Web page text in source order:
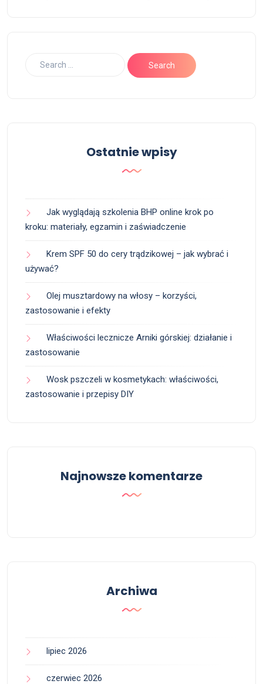
Ostatnie wpisy
Jak wyglądają szkolenia BHP online krok po
kroku: materiały, egzamin i zaświadczenie
Krem SPF 50 do cery trądzikowej – jak wybrać i
używać?
Olej musztardowy na włosy – korzyści,
zastosowanie i efekty
Właściwości lecznicze Arniki górskiej: działanie i
zastosowanie
Wosk pszczeli w kosmetykach: właściwości,
zastosowanie i przepisy DIY
Najnowsze komentarze
Archiwa
lipiec 2026
czerwiec 2026